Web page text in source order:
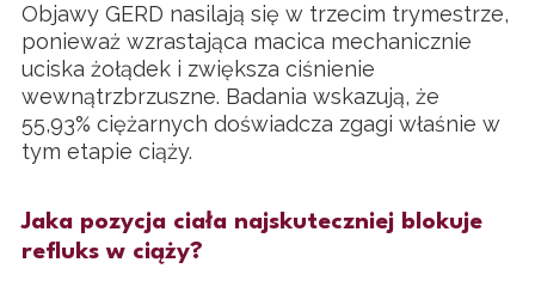
Objawy GERD nasilają się w trzecim trymestrze,
ponieważ wzrastająca macica mechanicznie
uciska żołądek i zwiększa ciśnienie
wewnątrzbrzuszne. Badania wskazują, że
55,93% ciężarnych doświadcza zgagi właśnie w
tym etapie ciąży.
Jaka pozycja ciała najskuteczniej blokuje
refluks w ciąży?